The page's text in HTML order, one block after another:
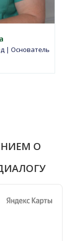
| Основатель
О